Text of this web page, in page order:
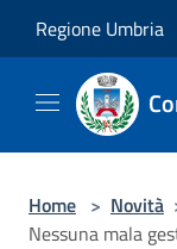
Regione Umbria
Home > Novità
Nessuna mala